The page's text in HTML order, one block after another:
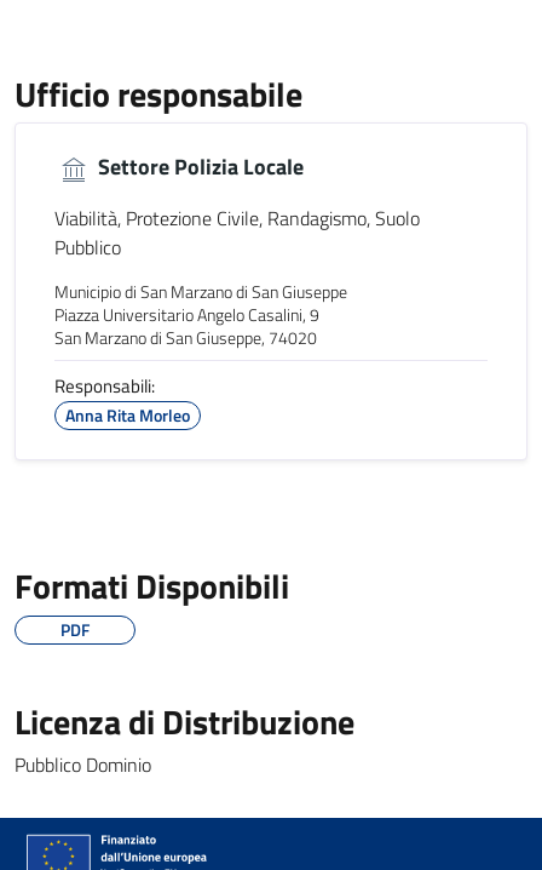
Ufficio responsabile
Settore Polizia Locale
Viabilità, Protezione Civile, Randagismo, Suolo
Pubblico
Municipio di San Marzano di San Giuseppe
Piazza Universitario Angelo Casalini, 9
San Marzano di San Giuseppe, 74020
Responsabili:
Anna Rita Morleo
Formati Disponibili
PDF
Licenza di Distribuzione
Pubblico Dominio